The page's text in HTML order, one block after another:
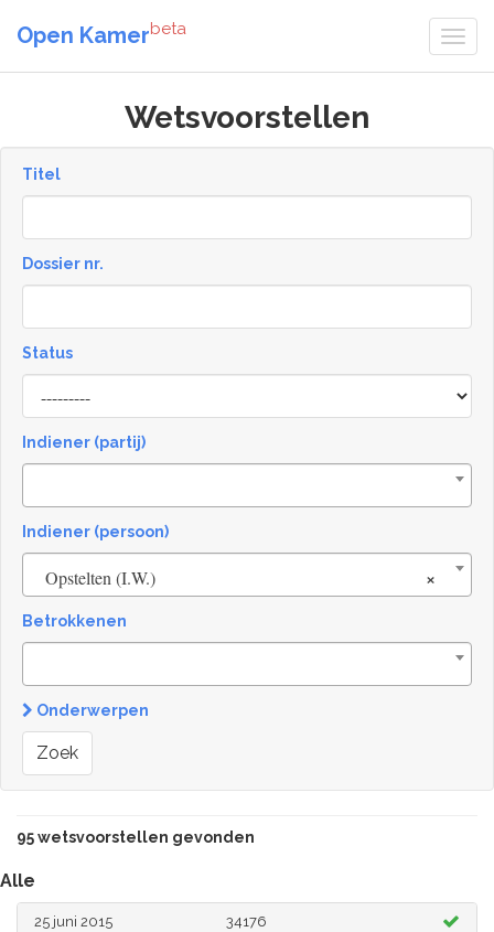
Open Kamerbeta
Wetsvoorstellen
Titel
Dossier nr.
Status
Status
Indiener (partij)
Indiener (persoon)
×
Opstelten (I.W.)
Betrokkenen
Onderwerpen
Zoek
95 wetsvoorstellen gevonden
Alle
25 juni 2015 34176